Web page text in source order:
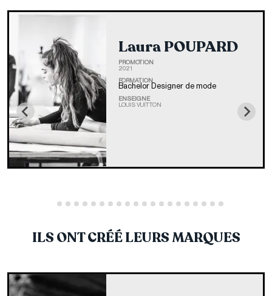
Laura POUPARD
PROMOTION
2021
FORMATION
Bachelor Designer de mode
ENSEIGNE
LOUIS VUITTON
ILS ONT CRÉÉ LEURS MARQUES